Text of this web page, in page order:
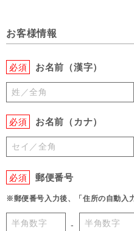
お客様情報
必須 お名前（漢字）
必須 お名前（カナ）
必須 郵便番号
※郵便番号入力後、「住所の自動入
-